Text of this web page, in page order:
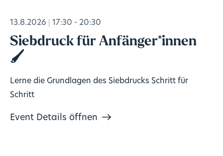
13.8.2026 17:30 - 20:30
Siebdruck für Anfänger*innen
🖌️
Lerne die Grundlagen des Siebdrucks Schritt für
Schritt
Event Details öffnen